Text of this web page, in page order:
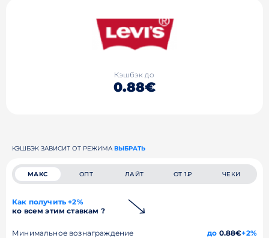
Кэшбэк до
0.88€
КЭШБЭК ЗАВИСИТ ОТ РЕЖИМА ВЫБРАТЬ
МАКС ОПТ ЛАЙТ ОТ 1₽ ЧЕКИ
Как получить +2%
ко всем этим ставкам ?
Минимальное вознаграждение до 0.88€+2%